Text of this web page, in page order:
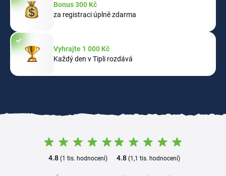
Bonus 300 Kč
za registraci úplně zdarma
Vyhrajte 1 000 Kč
Každý den v Tipli rozdává
4.8 (1 tis. hodnocení) 4.8(1,1 tis. hodnocení)